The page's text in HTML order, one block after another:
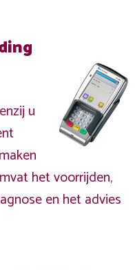
u
het voorrijden,
en het advies